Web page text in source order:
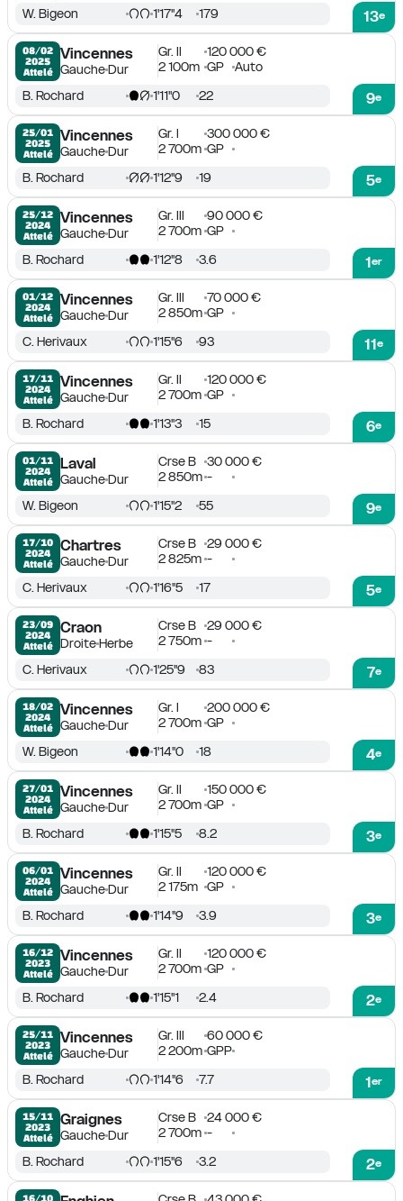
13e
W. Bigeon 1'17''4 179
08/02
2025
Attelé
Vincennes
GaucheDur
Gr. II
120 000 €
2 100m GP Auto
9e
B. Rochard 1'11''0 22
25/01
2025
Attelé
Vincennes
GaucheDur
Gr. I
300 000 €
2 700m GP
5e
B. Rochard 1'12''9 19
25/12
2024
Attelé
Vincennes
GaucheDur
Gr. III
90 000 €
2 700m GP
1er
B. Rochard 1'12''8 3.6
01/12
2024
Attelé
Vincennes
GaucheDur
Gr. III
70 000 €
2 850m GP
11e
C. Herivaux 1'15''6 93
17/11
2024
Attelé
Vincennes
GaucheDur
Gr. II
120 000 €
2 700m GP
6e
B. Rochard 1'13''3 15
01/11
2024
Attelé
Laval
GaucheDur
Crse B
30 000 €
2 850m -
9e
W. Bigeon 1'15''2 55
17/10
2024
Attelé
Chartres
GaucheDur
Crse B
29 000 €
2 825m -
5e
C. Herivaux 1'16''5 17
23/09
2024
Attelé
Craon
DroiteHerbe
Crse B
29 000 €
2 750m -
7e
C. Herivaux 1'25''9 83
18/02
2024
Attelé
Vincennes
GaucheDur
Gr. I
200 000 €
2 700m GP
4e
W. Bigeon 1'14''0 18
27/01
2024
Attelé
Vincennes
GaucheDur
Gr. II
150 000 €
2 700m GP
3e
B. Rochard 1'15''5 8.2
06/01
2024
Attelé
Vincennes
GaucheDur
Gr. II
120 000 €
2 175m GP
3e
B. Rochard 1'14''9 3.9
16/12
2023
Attelé
Vincennes
GaucheDur
Gr. II
120 000 €
2 700m GP
2e
B. Rochard 1'15''1 2.4
25/11
2023
Attelé
Vincennes
GaucheDur
Gr. III
60 000 €
2 200m GPP
1er
B. Rochard 1'14''6 7.7
15/11
2023
Attelé
Graignes
GaucheDur
Crse B
24 000 €
2 700m -
2e
B. Rochard 1'15''6 3.2
16/10